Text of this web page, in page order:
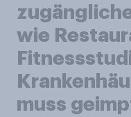
wie
muss